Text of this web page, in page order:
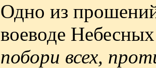
Одно из
воеводе
побори всех,